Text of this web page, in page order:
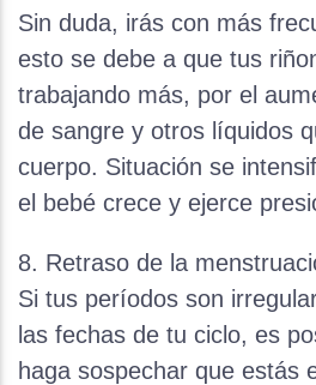
Sin duda, irás con más
esto se debe a que tus
trabajando más, por el
de sangre y otros líquidos
cuerpo. Situación se
el bebé crece y ejerce
8. Retraso de la
Si tus períodos son
las fechas de tu ciclo, es
haga sospechar que estás